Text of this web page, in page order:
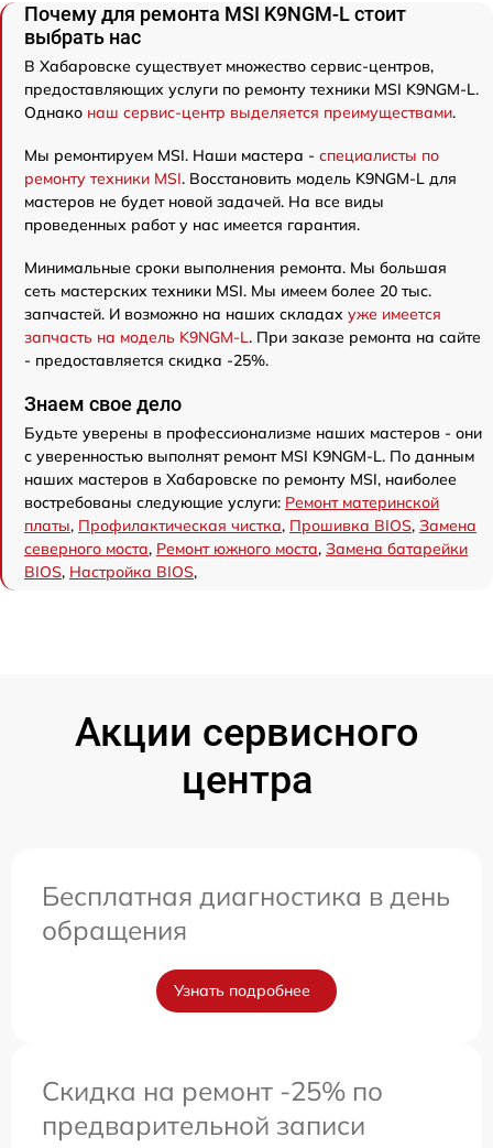
Почему для ремонта MSI K9NGM-L стоит
выбрать нас
В Хабаровске существует множество сервис-центров,
предоставляющих услуги по ремонту техники MSI K9NGM-L.
Однако наш сервис-центр выделяется преимуществами.
Мы ремонтируем MSI. Наши мастера - специалисты по
ремонту техники MSI. Восстановить модель K9NGM-L для
мастеров не будет новой задачей. На все виды
проведенных работ у нас имеется гарантия.
Минимальные сроки выполнения ремонта. Мы большая
сеть мастерских техники MSI. Мы имеем более 20 тыс.
запчастей. И возможно на наших складах уже имеется
запчасть на модель K9NGM-L. При заказе ремонта на сайте
- предоставляется скидка -25%.
Знаем свое дело
Будьте уверены в профессионализме наших мастеров - они
с уверенностью выполнят ремонт MSI K9NGM-L. По данным
наших мастеров в Хабаровске по ремонту MSI, наиболее
востребованы следующие услуги: Ремонт материнской
платы, Профилактическая чистка, Прошивка BIOS, Замена
северного моста, Ремонт южного моста, Замена батарейки
BIOS, Настройка BIOS,
Акции сервисного
центра
Бесплатная диагностика в день
обращения
Узнать подробнее
Скидка на ремонт -25% по
предварительной записи